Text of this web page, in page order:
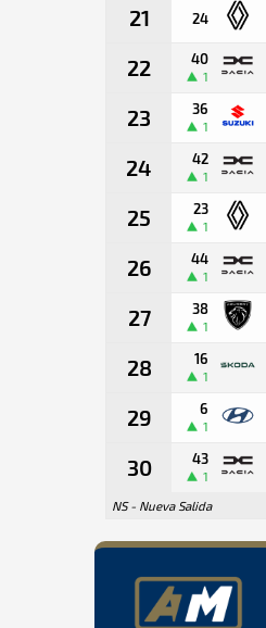
21 24
22 40
1
23 36
1
24 42
1
25 23
1
26 44
1
27 38
1
28 16
1
29 6
1
30 43
1
NS - Nueva Salida